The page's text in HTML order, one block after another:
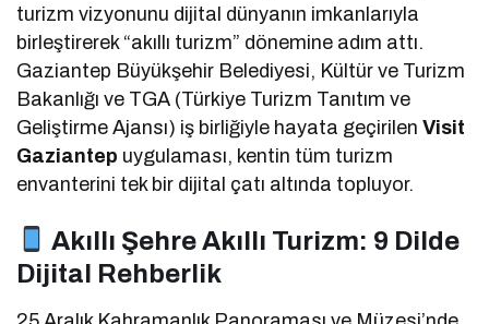
turizm vizyonunu dijital dünyanın imkanlarıyla
birleştirerek “akıllı turizm” dönemine adım attı.
Gaziantep Büyükşehir Belediyesi, Kültür ve Turizm
Bakanlığı ve TGA (Türkiye Turizm Tanıtım ve
Geliştirme Ajansı) iş birliğiyle hayata geçirilenVisit
Gaziantep uygulaması, kentin tüm turizm
envanterini tek bir dijital çatı altında topluyor.
Akıllı Şehre Akıllı Turizm: 9 Dilde
Dijital Rehberlik